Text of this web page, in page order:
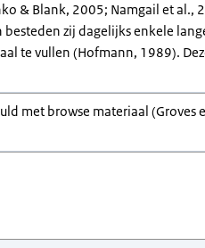
& Blank, 2005; Namgail et al.,
zij dagelijks enkele
te vullen (Hofmann, 1989).
met browse materiaal (Groves